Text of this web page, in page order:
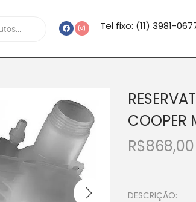
Tel fixo: (11) 3981-
COOPER
R$868,00
DESCRIÇÃO: